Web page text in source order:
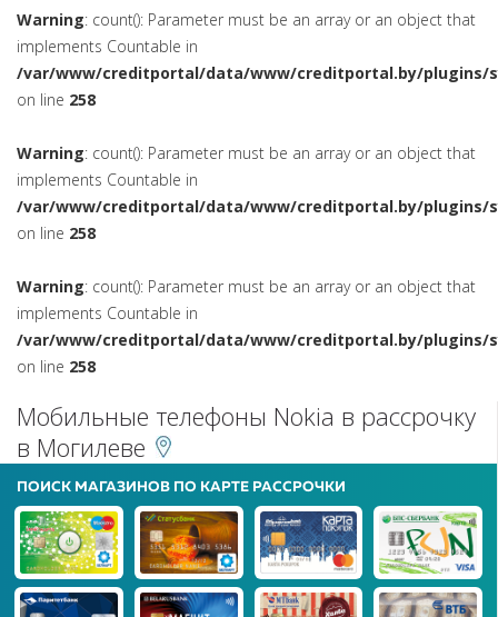
Warning: count(): Parameter must be an array or an object that
implements Countable in
/var/www/creditportal/data/www/creditportal.by/plugins/
on line 258
Warning: count(): Parameter must be an array or an object that
implements Countable in
/var/www/creditportal/data/www/creditportal.by/plugins/
on line 258
Warning: count(): Parameter must be an array or an object that
implements Countable in
/var/www/creditportal/data/www/creditportal.by/plugins/
on line 258
Мобильные телефоны Nokia в рассрочку
в Могилеве
ПОИСК МАГАЗИНОВ ПО КАРТЕ РАССРОЧКИ